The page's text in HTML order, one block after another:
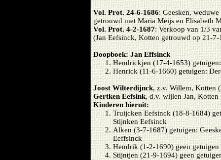
Vol. Prot. 24-6-1686: Geesken,
getrouwd met Maria Meijs en Elisabeth
Vol. Prot. 4-2-1687: Verkoop van 1/3
(Jan Eefsinck, Kotten getrouwd op 21-
Doopboek: Jan Effsinck
Hendrickjen (17-4-1653)
Henrick (11-6-1660) getuigen:
Joost Wilterdijnck, z.v. Willem, Kotten
Gertken Eefsink, d.v. wijlen Jan, Kotten
Kinderen hieruit:
Truijcken Eefsinck (18-8-1684)
Stijnken Eefsinck
Alken (3-7-1687) getuigen:
Eeffsinck
Hendrik (1-2-1690) geen getuigen
Stijntjen (21-9-1694) geen